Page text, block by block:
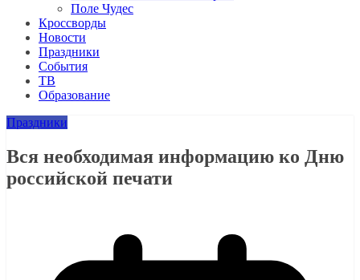
Поле Чудес
Кроссворды
Новости
Праздники
События
ТВ
Образование
Праздники
Вся необходимая информацию ко Дню
российской печати